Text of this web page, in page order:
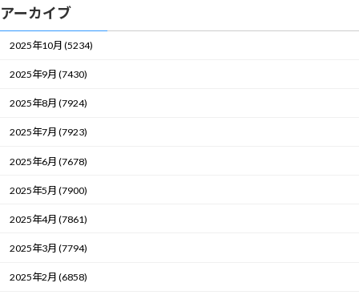
アーカイブ
2025年10月 (5234)
2025年9月 (7430)
2025年8月 (7924)
2025年7月 (7923)
2025年6月 (7678)
2025年5月 (7900)
2025年4月 (7861)
2025年3月 (7794)
2025年2月 (6858)